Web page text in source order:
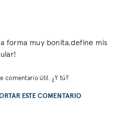
forma muy bonita,define mis
comentario útil. ¿Y tú?
ESTE COMENTARIO